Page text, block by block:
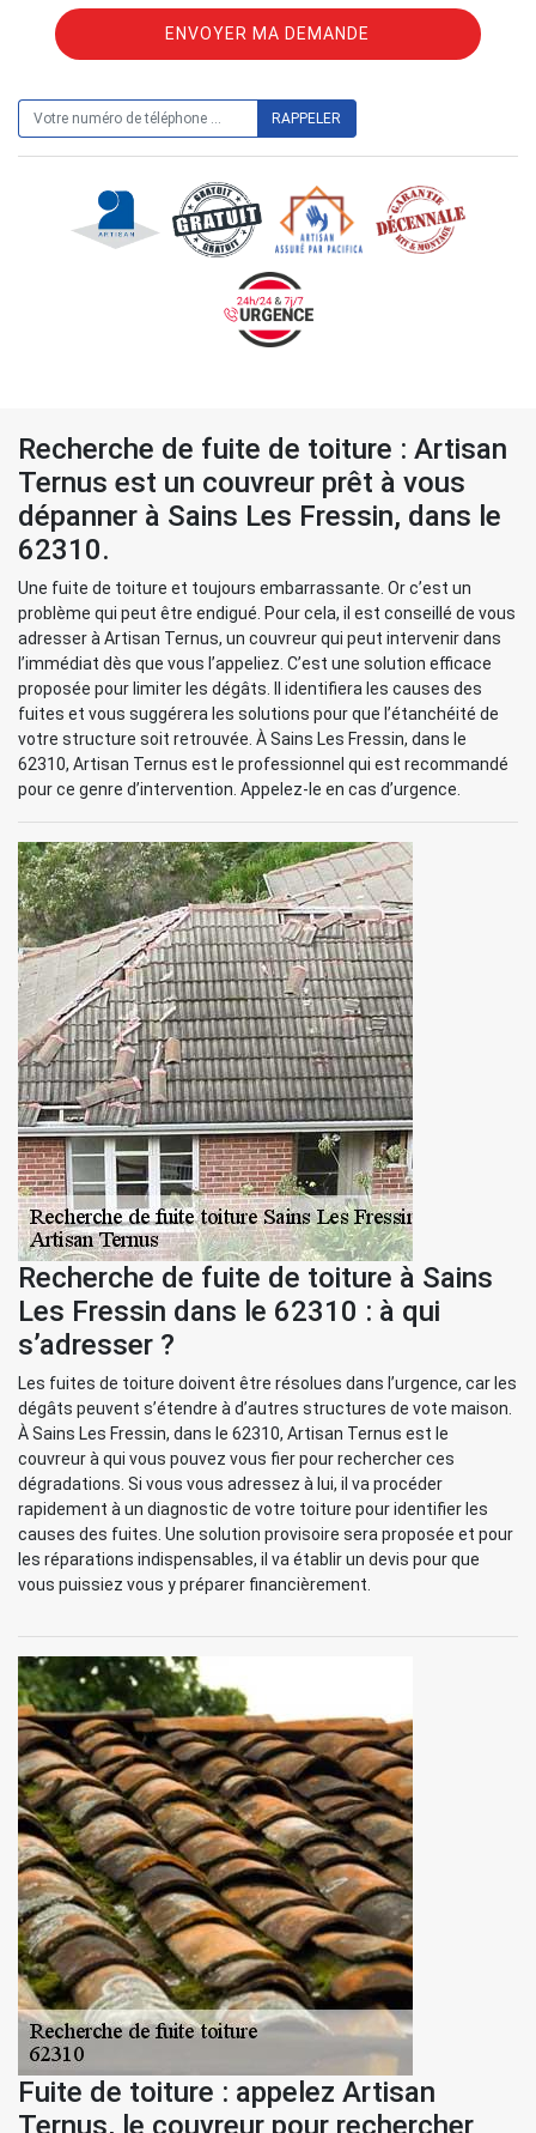
Recherche de fuite de toiture : Artisan
Ternus est un couvreur prêt à vous
dépanner à Sains Les Fressin, dans le
62310.
Une fuite de toiture et toujours embarrassante. Or c’est un
problème qui peut être endigué. Pour cela, il est conseillé de vous
adresser à Artisan Ternus, un couvreur qui peut intervenir dans
l’immédiat dès que vous l’appeliez. C’est une solution efficace
proposée pour limiter les dégâts. Il identifiera les causes des
fuites et vous suggérera les solutions pour que l’étanchéité de
votre structure soit retrouvée. À Sains Les Fressin, dans le
62310, Artisan Ternus est le professionnel qui est recommandé
pour ce genre d’intervention. Appelez-le en cas d’urgence.
Recherche de fuite de toiture à Sains
Les Fressin dans le 62310 : à qui
s’adresser ?
Les fuites de toiture doivent être résolues dans l’urgence, car les
dégâts peuvent s’étendre à d’autres structures de vote maison.
À Sains Les Fressin, dans le 62310, Artisan Ternus est le
couvreur à qui vous pouvez vous fier pour rechercher ces
dégradations. Si vous vous adressez à lui, il va procéder
rapidement à un diagnostic de votre toiture pour identifier les
causes des fuites. Une solution provisoire sera proposée et pour
les réparations indispensables, il va établir un devis pour que
vous puissiez vous y préparer financièrement.
Fuite de toiture : appelez Artisan
Ternus, le couvreur pour rechercher